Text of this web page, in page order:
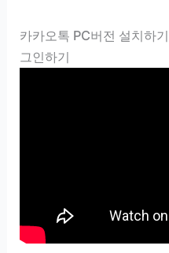
카카오톡 PC버전 설치하
그인하기